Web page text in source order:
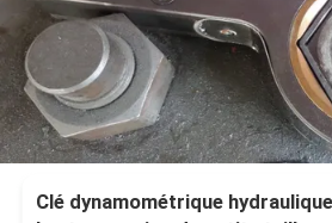
Clé dynamométrique